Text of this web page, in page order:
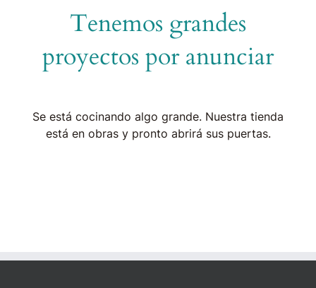
Tenemos grandes
proyectos por anunciar
Se está cocinando algo grande. Nuestra tienda
está en obras y pronto abrirá sus puertas.